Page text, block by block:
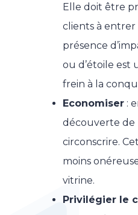
Elle doit être
clients à entrer
présence
ou d’étoile
frein à la
Economiser :
découverte de
circonscrire.
moins
vitrine.
Privilégier le